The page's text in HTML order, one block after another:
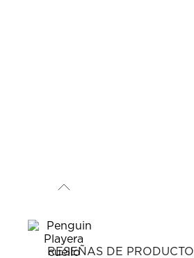
RESEÑAS DE PRODUCTO